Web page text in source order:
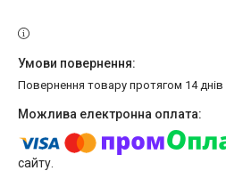
повернення товару протягом 14 днів
сайту.